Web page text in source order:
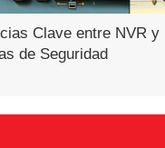
Clave entre NVR y
de Seguridad